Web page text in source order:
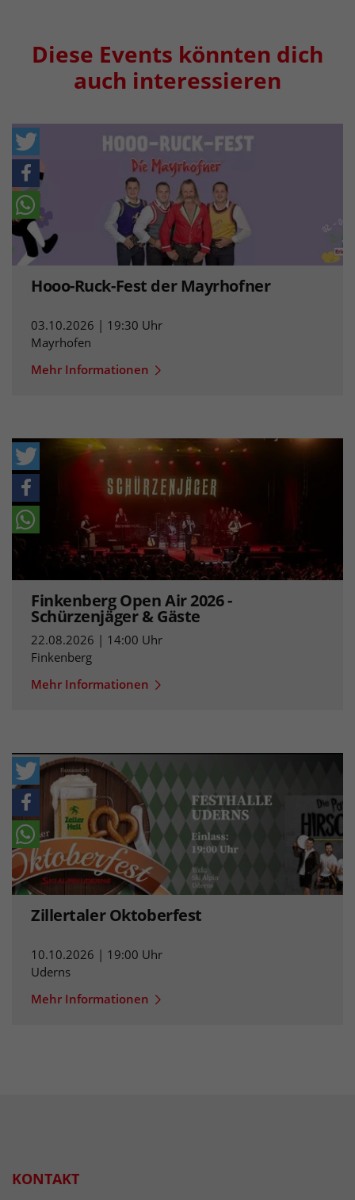
Diese Events könnten dich
auch interessieren
Hooo-Ruck-Fest der Mayrhofner
03.10.2026 | 19:30 Uhr
Mayrhofen
Mehr Informationen
Finkenberg Open Air 2026 -
Schürzenjäger & Gäste
22.08.2026 | 14:00 Uhr
Finkenberg
Mehr Informationen
Zillertaler Oktoberfest
10.10.2026 | 19:00 Uhr
Uderns
Mehr Informationen
KONTAKT